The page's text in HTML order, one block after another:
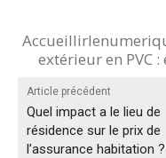
extérieur en PVC
Article précédent
Quel impact a le lieu de
résidence sur le prix de
l’assurance habitation ?